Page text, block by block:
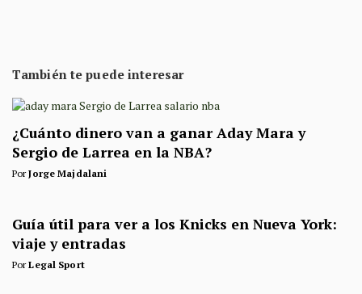
También te puede interesar
¿Cuánto dinero van a ganar Aday Mara y
Sergio de Larrea en la NBA?
PorJorge Majdalani
Guía útil para ver a los Knicks en Nueva York:
viaje y entradas
PorLegal Sport